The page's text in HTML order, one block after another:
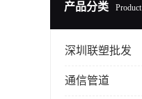
产品分类 Product
深圳联塑批发
通信管道